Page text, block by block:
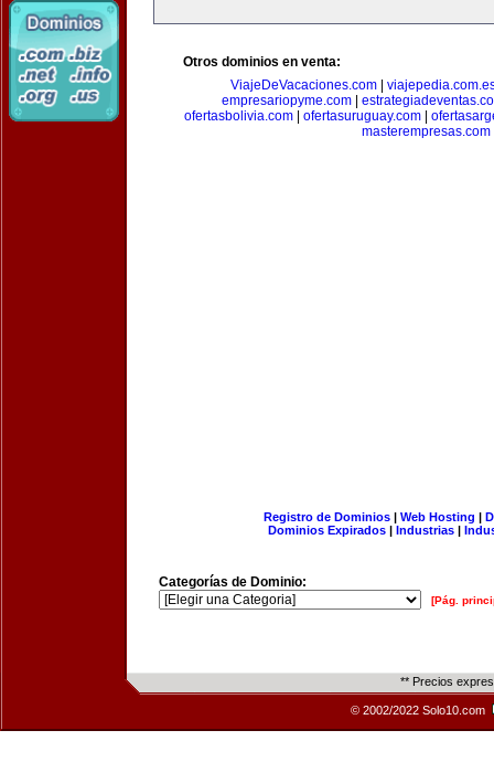
Otros dominios en venta:
ViajeDeVacaciones.com
empresariopyme.com
ofertasbolivia.com| ofertasuruguay.com|
masterempresas.com
Registro de Dominios| Web Hosting |
Dominios Expirados | Industrias |
Categorías de Dominio:
[Pág.
** Precios
© 2002/2022 Solo10.com